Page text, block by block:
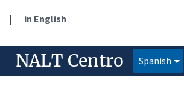
| in English
NALT Centro Spanish